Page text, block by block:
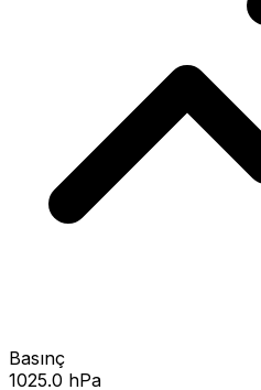
Basınç
1025.0 hPa